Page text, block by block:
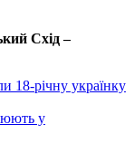
Схід –
18-річну українку
у